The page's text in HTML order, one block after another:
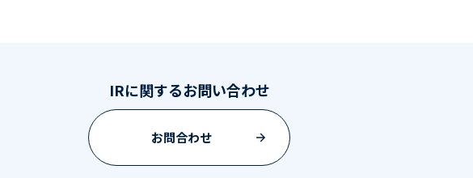
IRに関するお問い合わせ
お問合わせ